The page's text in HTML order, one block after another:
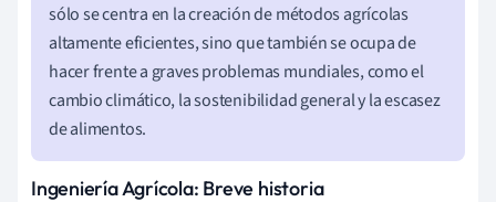
sólo se centra en la creación de métodos agrícolas
altamente eficientes, sino que también se ocupa de
hacer frente a graves problemas mundiales, como el
cambio climático, la sostenibilidad general y la escasez
de alimentos.
Ingeniería Agrícola: Breve historia